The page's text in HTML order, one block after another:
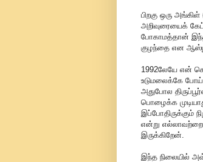
பிறகு ஒரு
அறிவுரையைக்
போகாமத்தான்
குழந்தை என
1992லேயே என்
உடுமலைக்கே
அதுபோல
பொழைக்க
இப்போதிருக்கும்
என்று
இருக்கிறேன்.
இந்த நிலையில்